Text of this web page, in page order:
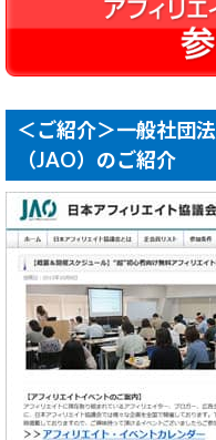
＜ご紹介＞一般社団
（JAO）のご紹介